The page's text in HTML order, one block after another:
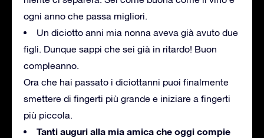
ogni anno che passa migliori.
Un diciotto anni mia nonna aveva già avuto due
figli. Dunque sappi che sei già in ritardo! Buon
compleanno.
Ora che hai passato i diciottanni puoi finalmente
smettere di fingerti più grande e iniziare a fingerti
più piccola.
Tanti auguri alla mia amica che oggi compie